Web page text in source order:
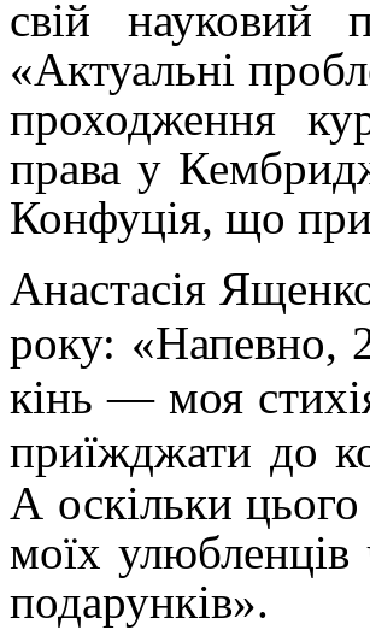
свій науковий
«Актуальні
проходження
права у
Конфуція, що
Анастасія
року: «Напевно,
кінь — моя
приїжджати до
А оскільки
моїх улюбленців
подарунків».